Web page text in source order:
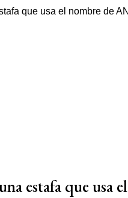
estafa que usa el